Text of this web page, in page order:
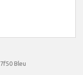
Bleu